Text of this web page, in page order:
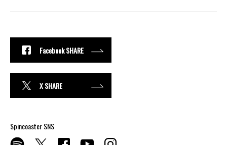
Facebook SHARE
X SHARE
Spincoaster SNS